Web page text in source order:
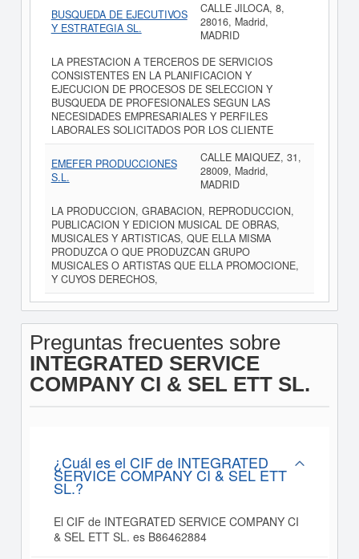
BUSQUEDA DE EJECUTIVOS
Y ESTRATEGIA SL.
CALLE JILOCA, 8,
28016, Madrid,
MADRID
LA PRESTACION A TERCEROS DE SERVICIOS
CONSISTENTES EN LA PLANIFICACION Y
EJECUCION DE PROCESOS DE SELECCION Y
BUSQUEDA DE PROFESIONALES SEGUN LAS
NECESIDADES EMPRESARIALES Y PERFILES
LABORALES SOLICITADOS POR LOS CLIENTE
EMEFER PRODUCCIONES
S.L.
CALLE MAIQUEZ, 31,
28009, Madrid,
MADRID
LA PRODUCCION, GRABACION, REPRODUCCION,
PUBLICACION Y EDICION MUSICAL DE OBRAS,
MUSICALES Y ARTISTICAS, QUE ELLA MISMA
PRODUZCA O QUE PRODUZCAN GRUPO
MUSICALES O ARTISTAS QUE ELLA PROMOCIONE,
Y CUYOS DERECHOS,
Preguntas frecuentes sobre
INTEGRATED SERVICE
COMPANY CI & SEL ETT SL.
¿Cuál es el CIF de INTEGRATED
SERVICE COMPANY CI & SEL ETT
SL.?
El CIF de INTEGRATED SERVICE COMPANY CI
& SEL ETT SL. es B86462884